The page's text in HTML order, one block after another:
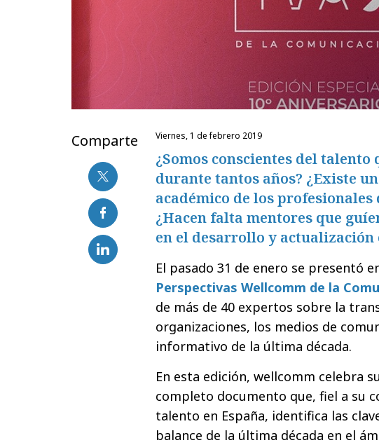
Comparte viernes, 1 de febrero 2019
¿Somos conscientes del
durante tantos años? ¿Existe
académico de los profesionales
¿Hacen falta mentores que
en el desarrollo y actualización
El pasado 31 de enero se presentó
Perspectivas Wellcomm de la
de más de 40 expertos sobre la
organizaciones, los medios de
informativo de la última década.
En esta edición, wellcomm celebra
completo documento que, fiel a su
talento en España, identifica las
balance de la última década en el